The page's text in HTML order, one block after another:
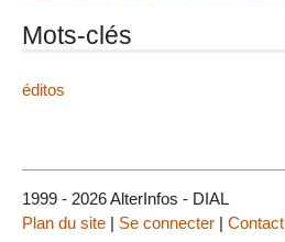
Mots-clés
éditos
1999 - 2026 AlterInfos - DIAL
Plan du site | Se connecter | Contact